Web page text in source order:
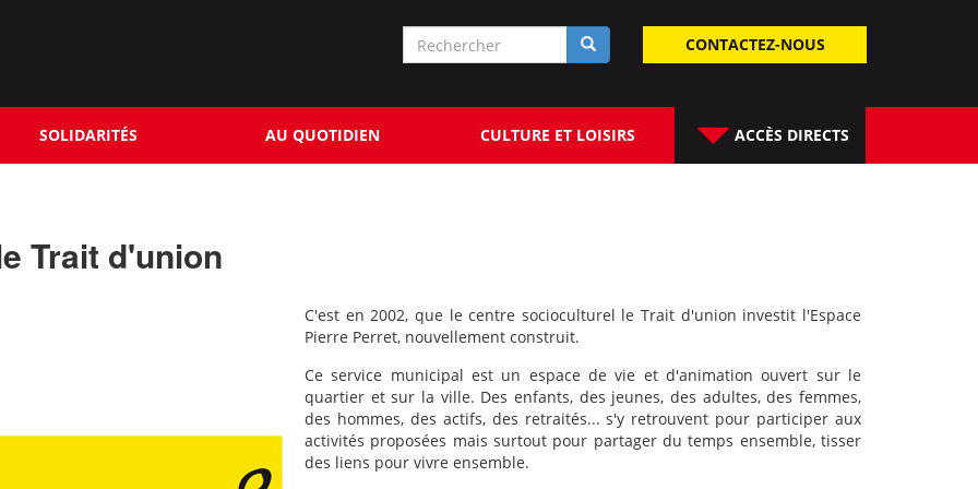
CONTACTEZ-NOUS
Formulaire
recherche
SOLIDARITÉS AU QUOTIDIEN CULTURE ET LOISIRS ACCÈS DIRECTS
Trait d'union
C'est en 2002, que le centre socioculturel le Trait d'union investit l'Espace
Pierre Perret, nouvellement construit.
Ce service municipal est un espace de vie et d'animation ouvert sur le
quartier et sur la ville. Des enfants, des jeunes, des adultes, des femmes,
des hommes, des actifs, des retraités... s'y retrouvent pour participer aux
activités proposées mais surtout pour partager du temps ensemble, tisser
des liens pour vivre ensemble.